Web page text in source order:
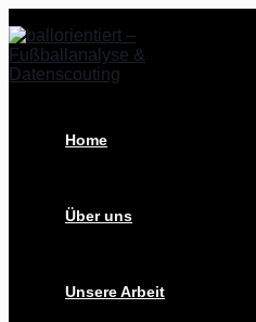
Zum
Inhalt
springen
Home
Über uns
Unsere Arbeit
Post
navigation